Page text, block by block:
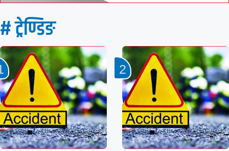
# ट्रेण्डिङ